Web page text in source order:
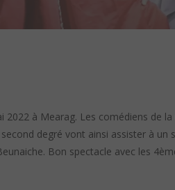
à Mearag. Les comédiens de
degré vont ainsi assister à un
Bon spectacle avec les